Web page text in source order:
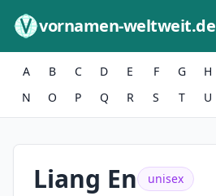
vornamen-weltweit.de
A B C D E F G H
N
O P Q R S T U
Liang En unisex